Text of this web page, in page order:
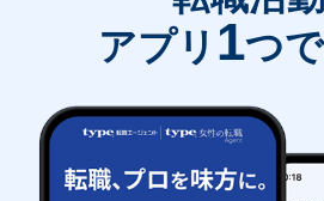
アプリ 1つ